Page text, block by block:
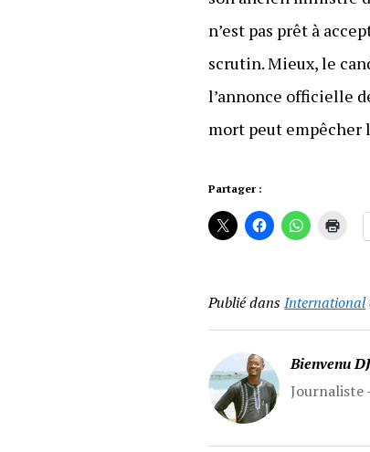
n’est pas prêt à
scrutin. Mieux, le
l’annonce officielle
mort peut empêcher
Partager :
Publié dansInternational
Bienvenu
Journaliste